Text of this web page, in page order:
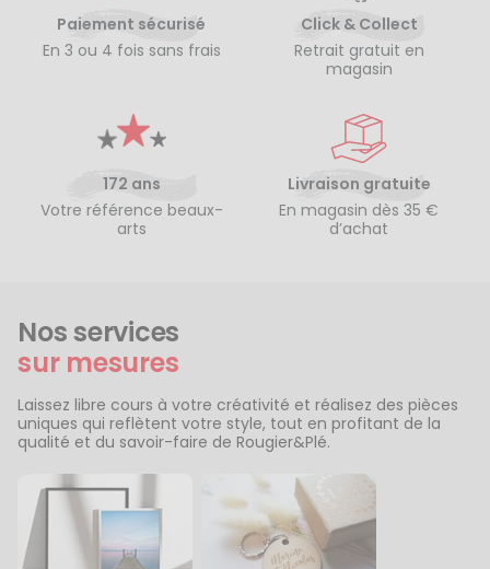
Paiement sécurisé
En 3 ou 4 fois sans frais
Click & Collect
Retrait gratuit en
magasin
172 ans
Votre référence beaux-
arts
Livraison gratuite
En magasin dès 35 €
d’achat
Nos services
sur mesures
Laissez libre cours à votre créativité et réalisez des pièces
uniques qui reflètent votre style, tout en profitant de la
qualité et du savoir-faire de Rougier&Plé.